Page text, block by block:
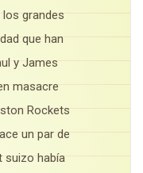
grandes
que han
y James
masacre
Rockets
un par de
suizo había